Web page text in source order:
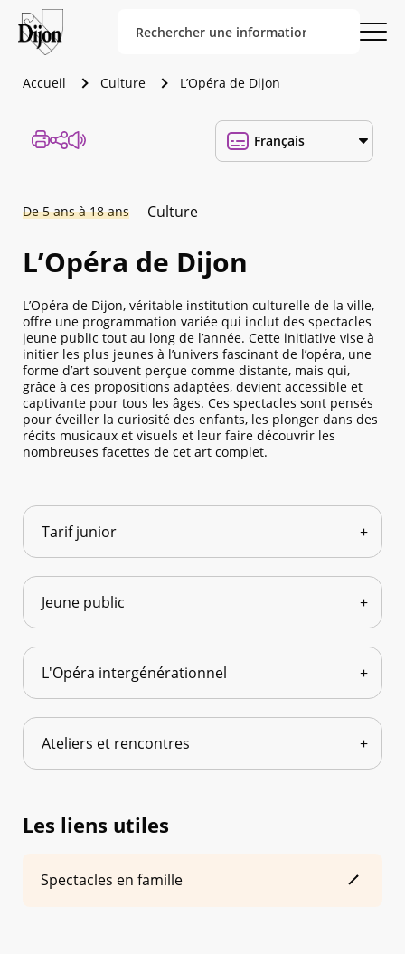
Accueil Culture L’Opéra de Dijon
De 5 ans à 18 ans Culture
L’Opéra de Dijon
L’Opéra de Dijon, véritable institution culturelle de la ville,
offre une programmation variée qui inclut des spectacles
jeune public tout au long de l’année. Cette initiative vise à
initier les plus jeunes à l’univers fascinant de l’opéra, une
forme d’art souvent perçue comme distante, mais qui,
grâce à ces propositions adaptées, devient accessible et
captivante pour tous les âges. Ces spectacles sont pensés
pour éveiller la curiosité des enfants, les plonger dans des
récits musicaux et visuels et leur faire découvrir les
nombreuses facettes de cet art complet.
Tarif junior
Jeune public
L'Opéra intergénérationnel
Ateliers et rencontres
Les liens utiles
Spectacles en famille